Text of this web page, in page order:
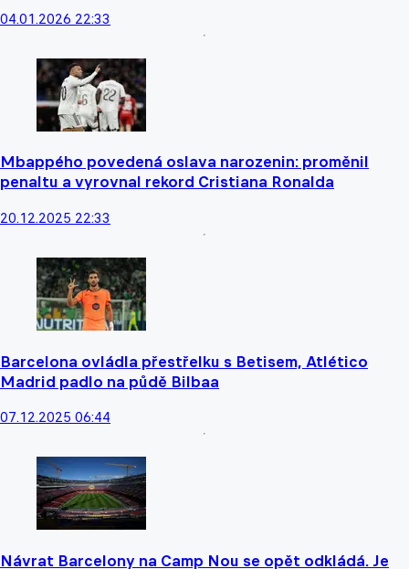
04.01.2026 22:33
Mbappého povedená oslava narozenin: proměnil
penaltu a vyrovnal rekord Cristiana Ronalda
20.12.2025 22:33
Barcelona ovládla přestřelku s Betisem, Atlético
Madrid padlo na půdě Bilbaa
07.12.2025 06:44
Návrat Barcelony na Camp Nou se opět odkládá. Je